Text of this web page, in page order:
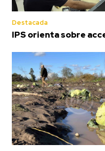
Destacada
IPS orienta sobre